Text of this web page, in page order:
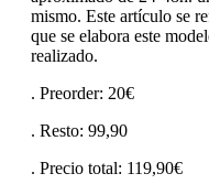
mismo. Este artículo se
que se elabora este
realizado.
. Preorder: 20€
. Resto: 99,90
. Precio total: 119,90€